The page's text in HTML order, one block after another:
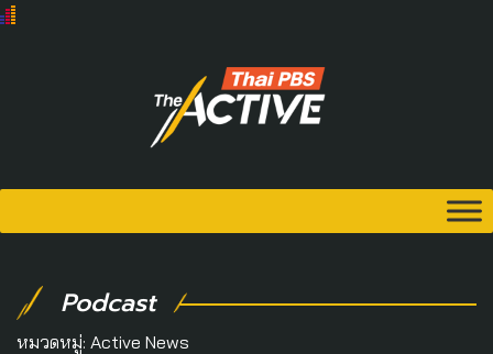
Podcast
หมวดหมู่: Active News